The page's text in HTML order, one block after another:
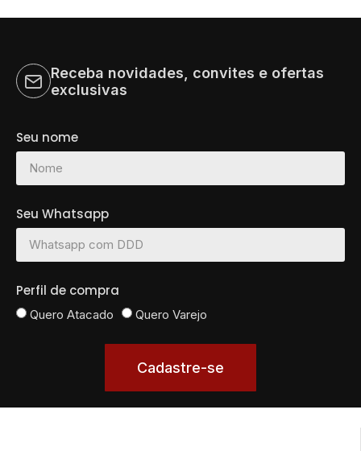
Receba novidades, convites e ofertas
exclusivas
Seu nome
Seu Whatsapp
Perfil de compra
Quero Atacado Quero Varejo
Cadastre-se